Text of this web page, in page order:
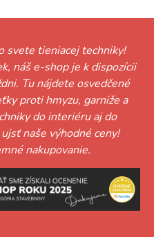
svete tieniacej techniky!
náš e-shop je k dispozícii
Tu nájdete osvedčené
proti hmyzu, garniže a
do interiéru aj do
naše výhodné ceny!
nakupovanie.